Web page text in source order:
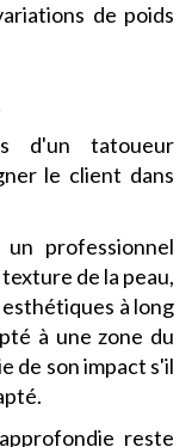
de poids
d'un tatoueur
le client dans
professionnel
de la peau,
à long
à une zone du
de son impact s'il
reste